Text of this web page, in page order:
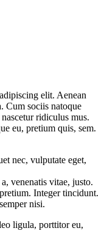
elit. Aenean
Cum sociis natoque
ridiculus mus.
eu, pretium quis, sem.
nec, vulputate eget,
venenatis vitae, justo.
Integer tincidunt.
nisi.
ligula, porttitor eu,